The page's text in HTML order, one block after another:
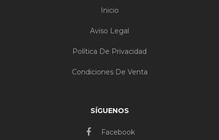
Inicio
Aviso Legal
Política De Privacidad
Condiciones De Venta
SÍGUENOS
Facebook